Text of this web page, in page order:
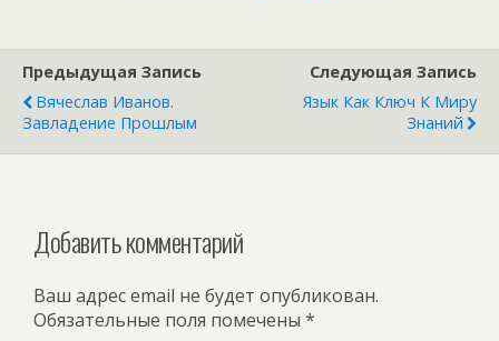
Предыдущая Запись
Вячеслав Иванов.
Завладение Прошлым
Следующая Запись
Язык Как Ключ К Миру
Знаний
Добавить комментарий
Ваш адрес email не будет опубликован.
Обязательные поля помечены *